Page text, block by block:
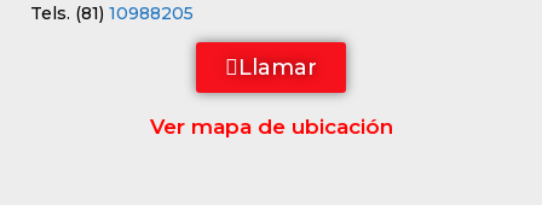
Tels. (81) 10988205
Llamar
Ver mapa de ubicación